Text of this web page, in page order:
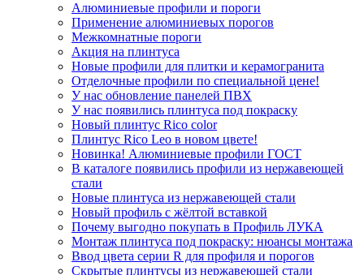
Алюминиевые профили и пороги
Применение алюминиевых порогов
Межкомнатные пороги
Акция на плинтуса
Новые профили для плитки и керамогранита
Отделочные профили по специальной цене!
У нас обновление панелей ПВХ
У нас появились плинтуса под покраску
Новый плинтус Rico color
Плинтус Rico Leo в новом цвете!
Новинка! Алюминиевые профили ГОСТ
В каталоге появились профили из нержавеющей
стали
Новые плинтуса из нержавеющей стали
Новый профиль с жёлтой вставкой
Почему выгодно покупать в Профиль ЛУКА
Монтаж плинтуса под покраску: нюансы монтажа
Ввод цвета серии R для профиля и порогов
Скрытые плинтусы из нержавеющей стали